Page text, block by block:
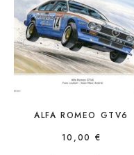
ALFA ROMEO GTV6
10,00 €